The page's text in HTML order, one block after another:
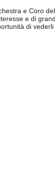
e Coro
e di
di